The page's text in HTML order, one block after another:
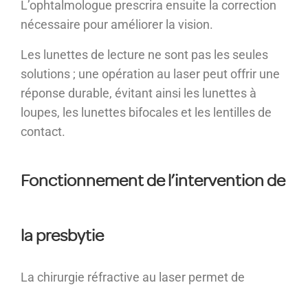
L’ophtalmologue prescrira ensuite la correction
nécessaire pour améliorer la vision.
Les lunettes de lecture ne sont pas les seules
solutions ; une opération au laser peut offrir une
réponse durable, évitant ainsi les lunettes à
loupes, les lunettes bifocales et les lentilles de
contact.
Fonctionnement de l’intervention de
la presbytie
La chirurgie réfractive au laser permet de